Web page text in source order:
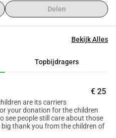
onder de gevolgen van de
in Zhytomyr waar 63
jou nu nodig
in angst en
die al zoveel hebben
om te herstellen.
Delen
Bekijk Alles
Topbijdragers
€ 25
are its carriers
your donation for the children
see people still care about those
thank you from the children of